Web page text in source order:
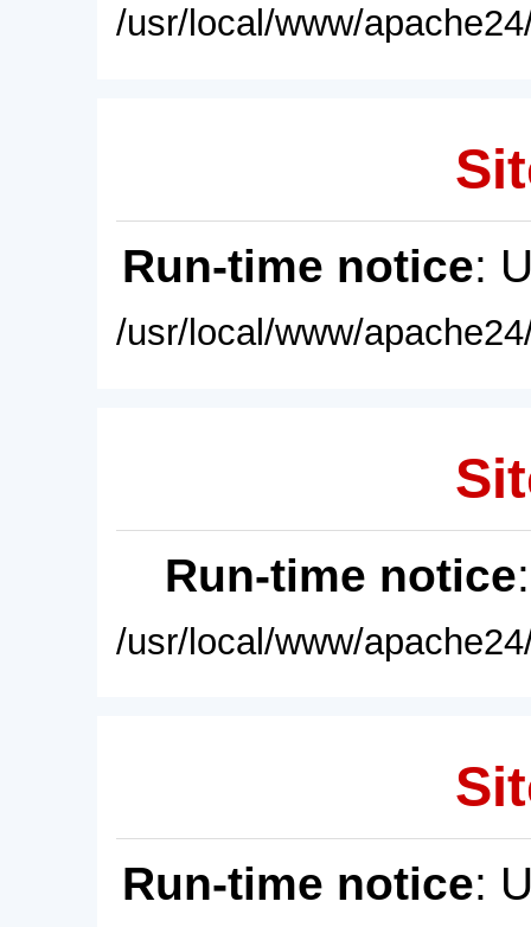
/usr/local/www/
Run-time notice:
/usr/local/www/
Run-time notice
/usr/local/www/
Run-time notice: